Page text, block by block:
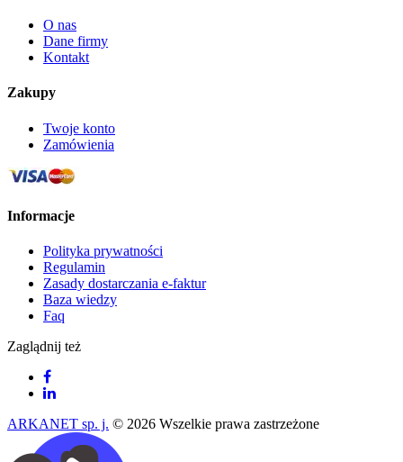
O nas
Dane firmy
Kontakt
Zakupy
Twoje konto
Zamówienia
Informacje
Polityka prywatności
Regulamin
Zasady dostarczania e-faktur
Baza wiedzy
Faq
Zaglądnij też
ARKANET sp. j. © 2026 Wszelkie prawa zastrzeżone